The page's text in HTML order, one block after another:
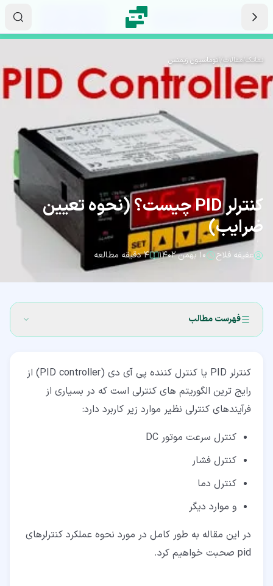
نماتک/مقالات/اتوماسیون زیمنس
کنترلر PID چیست؟ (نحوه تعیین
ضرایب)
عفیفه فلاح ۱۰ بهمن ۱۴۰۲ ۴ دقیقه مطالعه
فهرست مطالب
۲‏-‏۱‏- pid مخفف چیست؟
۲‏-‏۳‏- کنترلر pid به زبان ساده
۳‏- کنترلر پی آی دی در کروز کنترل خودرو
۴‏- کنترل دما با کنترلر PID (تاسیسات حرارتی)
کنترلر PID یا کنترل کننده پی آی دی (PID controller) از
رایج ترین الگوریتم های کنترلی است که در بسیاری از
فرآیندهای کنترلی نظیر موارد زیر کاربرد دارد:
کنترل سرعت موتور DC
کنترل فشار
کنترل دما
و موارد دیگر
در این مقاله به طور کامل در مورد نحوه عملکرد کنترلرهای
pid صحبت خواهیم کرد.